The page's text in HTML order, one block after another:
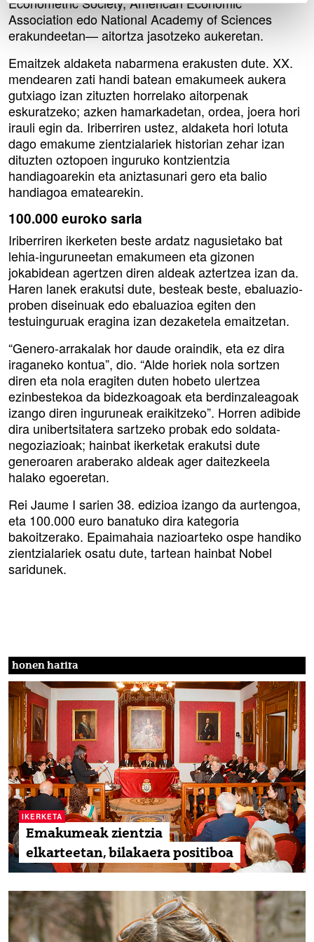
Association edo National Academy of Sciences
erakundeetan— aitortza jasotzeko aukeretan.
Emaitzek aldaketa nabarmena erakusten dute. XX.
mendearen zati handi batean emakumeek aukera
gutxiago izan zituzten horrelako aitorpenak
eskuratzeko; azken hamarkadetan, ordea, joera hori
irauli egin da. Iriberriren ustez, aldaketa hori lotuta
dago emakume zientzialariek historian zehar izan
dituzten oztopoen inguruko kontzientzia
handiagoarekin eta aniztasunari gero eta balio
handiagoa ematearekin.
100.000 euroko saria
Iriberriren ikerketen beste ardatz nagusietako bat
lehia-inguruneetan emakumeen eta gizonen
jokabidean agertzen diren aldeak aztertzea izan da.
Haren lanek erakutsi dute, besteak beste, ebaluazio-
proben diseinuak edo ebaluazioa egiten den
testuinguruak eragina izan dezaketela emaitzetan.
“Genero-arrakalak hor daude oraindik, eta ez dira
iraganeko kontua”, dio. “Alde horiek nola sortzen
diren eta nola eragiten duten hobeto ulertzea
ezinbestekoa da bidezkoagoak eta berdinzaleagoak
izango diren inguruneak eraikitzeko”. Horren adibide
dira unibertsitatera sartzeko probak edo soldata-
negoziazioak; hainbat ikerketak erakutsi dute
generoaren araberako aldeak ager daitezkeela
halako egoeretan.
Rei Jaume I sarien 38. edizioa izango da aurtengoa,
eta 100.000 euro banatuko dira kategoria
bakoitzerako. Epaimahaia nazioarteko ospe handiko
zientzialariek osatu dute, tartean hainbat Nobel
saridunek.
honen harira
IKERKETA
Emakumeak zientzia
elkarteetan, bilakaera positiboa